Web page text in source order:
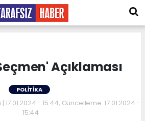
Açıklaması
POLİTİKA
- 15:44, Güncelleme: 17.01.2024 -
15:44